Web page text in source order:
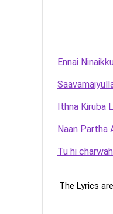
Ennai
Ithna
Naan
Tu hi
The Lyrics